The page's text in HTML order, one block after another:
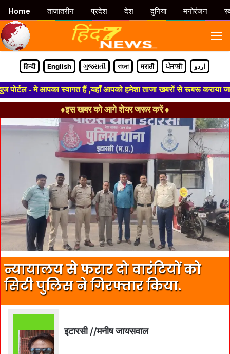
हिन्दी English ગુજરાતી বাংলা मराठी ਪੰਜਾਬੀ اردو
- मे आपका स्वागत हैं ,यहाँ आपको हमेशा ताजा खबरों से रूबरू कराया
♦इस खबर को आगे शेयर जरूर करें ♦
न्यायालय से फरार दो वारंटियों को
सिटी पुलिस ने गिरफ्तार किया.
इटारसी //मनीष जायसवाल
Home ताज़ातरीन प्रदेश देश दुनिया मनोरंजन